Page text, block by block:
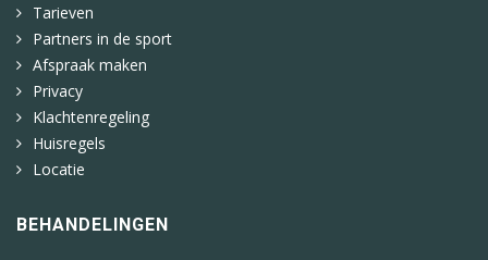
Tarieven
Partners in de sport
Afspraak maken
Privacy
Klachtenregeling
Huisregels
Locatie
BEHANDELINGEN